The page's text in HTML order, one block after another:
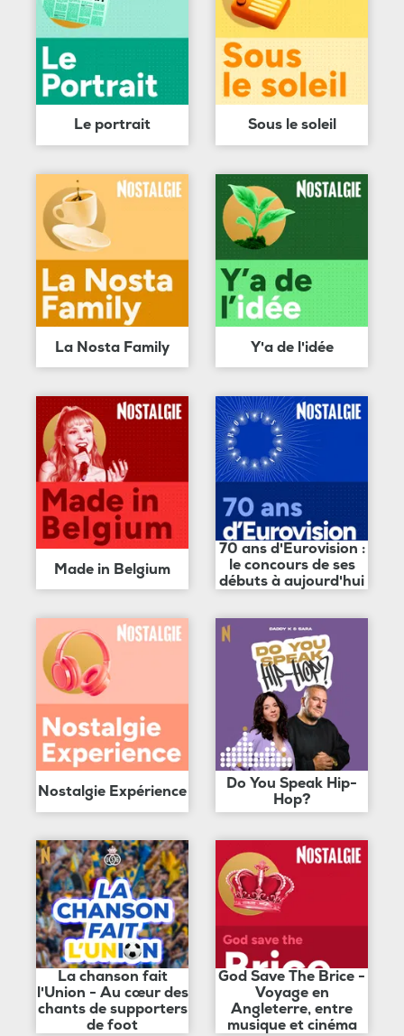
Le portrait Sous le soleil
La Nosta Family Y'a de l'idée
Made in Belgium
70 ans d'Eurovision :
le concours de ses
débuts à aujourd'hui
Nostalgie Expérience
Do You Speak Hip-
Hop?
La chanson fait
l'Union - Au cœur des
chants de supporters
de foot
God Save The Brice -
Voyage en
Angleterre, entre
musique et cinéma